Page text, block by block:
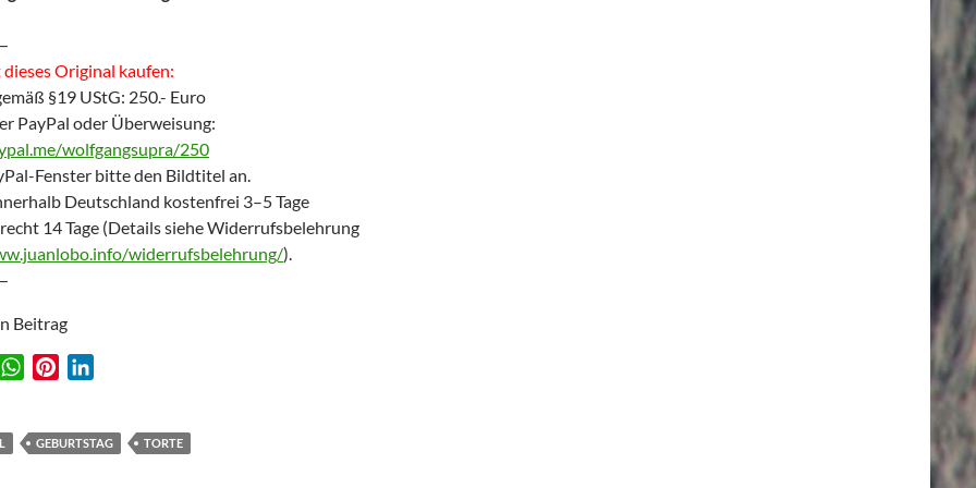
Original kaufen:
§19 UStG: 250.- Euro
PayPal oder Überweisung:
wolfgangsupra/250
Fenster bitte den Bildtitel an.
Deutschland kostenfrei 3–5 Tage
14 Tage (Details siehe Widerrufsbelehrung
widerrufsbelehrung/).
Beitrag
W
t
t
k
GEBURTSTAG TORTE